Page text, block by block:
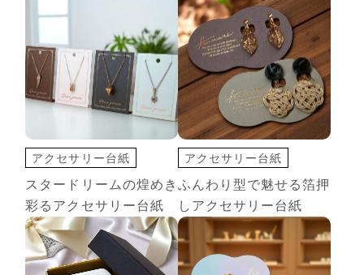
白インク 印刷
アクセサリー台紙
切込オプション
スタードリームの煌めき
彩るアクセサリー台紙
アクセサリー台紙
ショップカード
ディープマット
切込オプション
変形カード
ふんわり型で魅せる箔押
しアクセサリー台紙